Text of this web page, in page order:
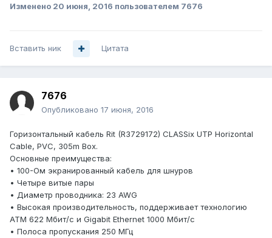
Изменено 20 июня, 2016 пользователем 7676
Вставить ник Цитата
7676
Опубликовано 17 июня, 2016
Горизонтальный кабель Rit (R3729172) CLASSix UTP Horizontal
Cable, PVC, 305m Box.
Основные преимущества:
• 100-Ом экранированный кабель для шнуров
• Четыре витые пары
• Диаметр проводника: 23 AWG
• Высокая производительность, поддерживает технологию
ATM 622 Мбит/с и Gigabit Ethernet 1000 Мбит/с
• Полоса пропускания 250 МГц